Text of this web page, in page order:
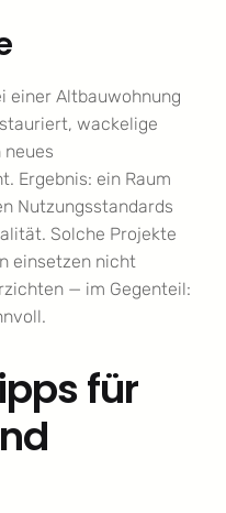
einer Altbauwohnung
wackelige
Ergebnis: ein Raum
Nutzungsstandards
Solche Projekte
einsetzen nicht
— im Gegenteil:
für